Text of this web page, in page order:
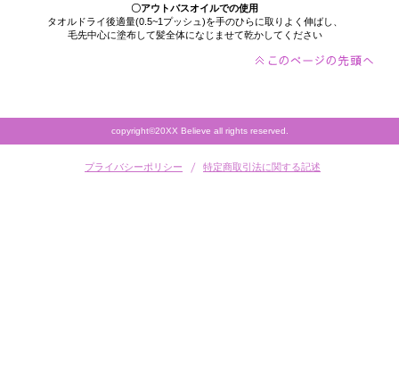
〇アウトバスオイルでの使用
タオルドライ後適量(0.5~1プッシュ)を手のひらに取りよく伸ばし、
毛先中心に塗布して髪全体になじませて乾かしてください
copyright©20XX Believe all rights reserved.
プライバシーポリシー 特定商取引法に関する記述